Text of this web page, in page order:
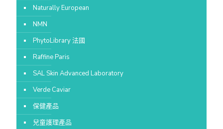
Naturally European
NMN
PhytoLibrary 法國
Raffine Paris
SAL Skin Advanced Laboratory
Verde Caviar
保健產品
兒童護理產品